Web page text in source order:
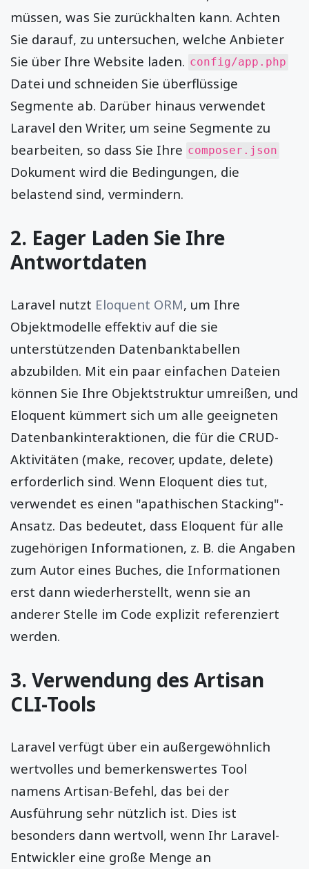
müssen, was Sie zurückhalten kann. Achten
Sie darauf, zu untersuchen, welche Anbieter
Sie über Ihre Website laden. config/app.php
Datei und schneiden Sie überflüssige
Segmente ab. Darüber hinaus verwendet
Laravel den Writer, um seine Segmente zu
bearbeiten, so dass Sie Ihre composer.json
Dokument wird die Bedingungen, die
belastend sind, vermindern.
2. Eager Laden Sie Ihre
Antwortdaten
Laravel nutzt Eloquent ORM, um Ihre
Objektmodelle effektiv auf die sie
unterstützenden Datenbanktabellen
abzubilden. Mit ein paar einfachen Dateien
können Sie Ihre Objektstruktur umreißen, und
Eloquent kümmert sich um alle geeigneten
Datenbankinteraktionen, die für die CRUD-
Aktivitäten (make, recover, update, delete)
erforderlich sind. Wenn Eloquent dies tut,
verwendet es einen "apathischen Stacking"-
Ansatz. Das bedeutet, dass Eloquent für alle
zugehörigen Informationen, z. B. die Angaben
zum Autor eines Buches, die Informationen
erst dann wiederherstellt, wenn sie an
anderer Stelle im Code explizit referenziert
werden.
3. Verwendung des Artisan
CLI-Tools
Laravel verfügt über ein außergewöhnlich
wertvolles und bemerkenswertes Tool
namens Artisan-Befehl, das bei der
Ausführung sehr nützlich ist. Dies ist
besonders dann wertvoll, wenn Ihr Laravel-
Entwickler eine große Menge an